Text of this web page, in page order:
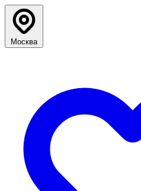
Москва